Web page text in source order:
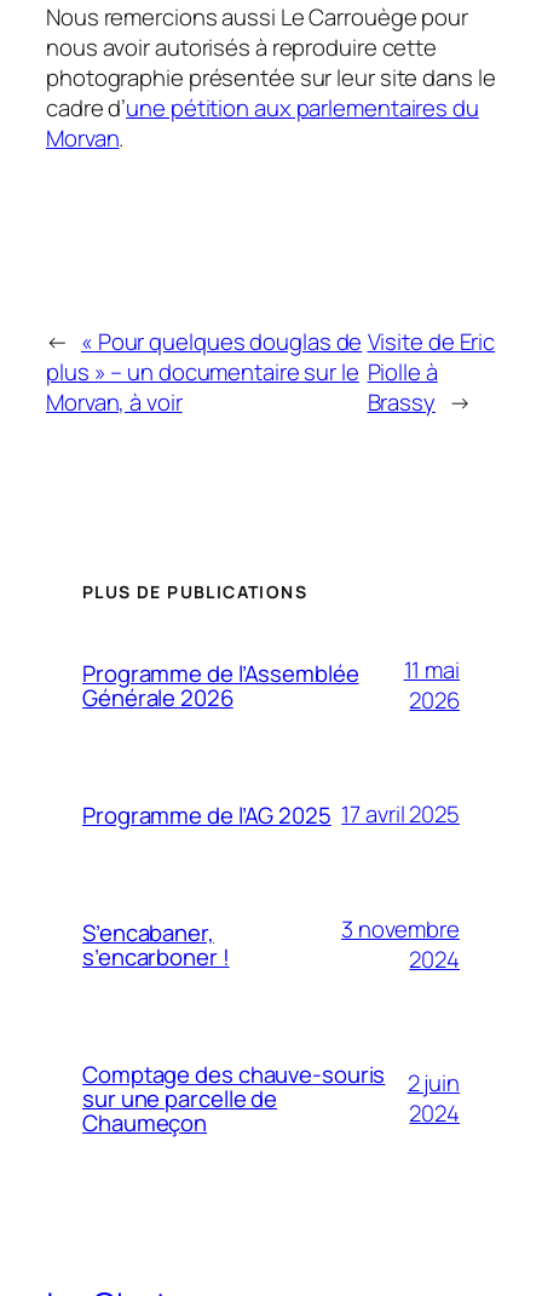
Nous remercions aussi Le Carrouège pour
nous avoir autorisés à reproduire cette
photographie présentée sur leur site dans le
cadre d’une pétition aux parlementaires du
Morvan.
← « Pour quelques douglas de
plus » – un documentaire sur le
Morvan, à voir
Visite de Eric
Piolle à
Brassy →
PLUS DE PUBLICATIONS
Programme de l’Assemblée
Générale 2026
11 mai
2026
Programme de l’AG 2025 17 avril 2025
S’encabaner,
s’encarboner !
3 novembre
2024
Comptage des chauve-souris
sur une parcelle de
Chaumeçon
2 juin
2024